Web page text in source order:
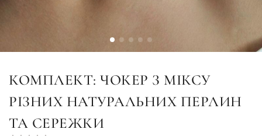
КОМПЛЕКТ: ЧОКЕР З МІКСУ
РІЗНИХ НАТУРАЛЬНИХ ПЕРЛИН
ТА СЕРЕЖКИ